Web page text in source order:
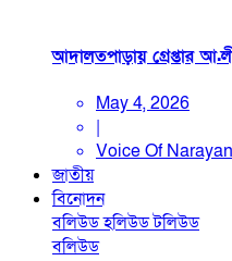
আদালতপাড়ায় গ্রেপ্তার
May 4, 2026
|
Voice Of
জাতীয়
বিনোদন
বলিউডহলিউডটলিউড
বলিউড